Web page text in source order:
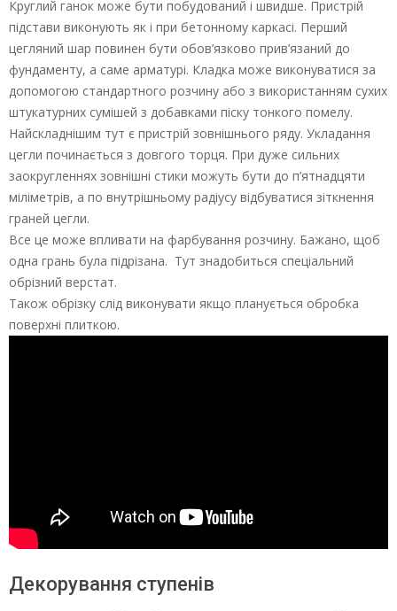
Круглий ганок може бути побудований і швидше. Пристрій
підстави виконують як і при бетонному каркасі. Перший
цегляний шар повинен бути обов’язково прив’язаний до
фундаменту, а саме арматурі. Кладка може виконуватися за
допомогою стандартного розчину або з використанням сухих
штукатурних сумішей з добавками піску тонкого помелу.
Найскладнішим тут є пристрій зовнішнього ряду. Укладання
цегли починається з довгого торця. При дуже сильних
заокругленнях зовнішні стики можуть бути до п’ятнадцяти
міліметрів, а по внутрішньому радіусу відбуватися зіткнення
граней цегли.
Все це може впливати на фарбування розчину. Бажано, щоб
одна грань була підрізана. Тут знадобиться спеціальний
обрізний верстат.
Також обрізку слід виконувати якщо планується обробка
поверхні плиткою.
Декорування ступенів